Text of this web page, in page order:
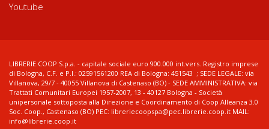
Youtube
LIBRERIE.COOP S.p.a. - capitale sociale euro 900.000 int.vers. Registro imprese
di Bologna, C.F. e P.I.: 02591561200 REA di Bologna: 451543 ; SEDE LEGALE: via
Villanova, 29/7 - 40055 Villanova di Castenaso (BO) - SEDE AMMINISTRATIVA: via
Trattati Comunitari Europei 1957-2007, 13 - 40127 Bologna - Società
unipersonale sottoposta alla Direzione e Coordinamento di Coop Alleanza 3.0
Soc. Coop., Castenaso (BO) PEC: libreriecoopspa@pec.librerie.coop.it MAIL:
info@librerie.coop.it